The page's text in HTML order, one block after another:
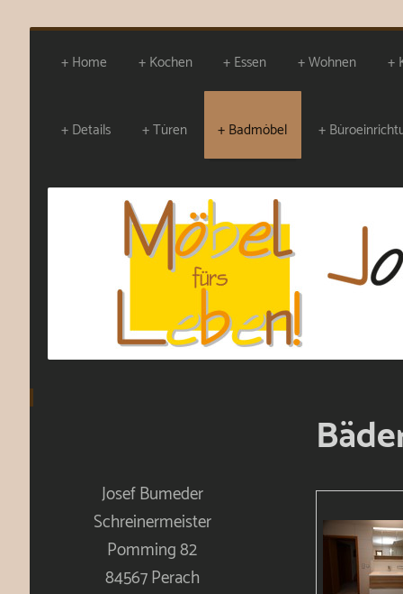
Home Kochen Essen Wohnen
Details Türen Badmöbel
Josef Bumeder
Schreinermeister
Pomming 82
84567 Perach